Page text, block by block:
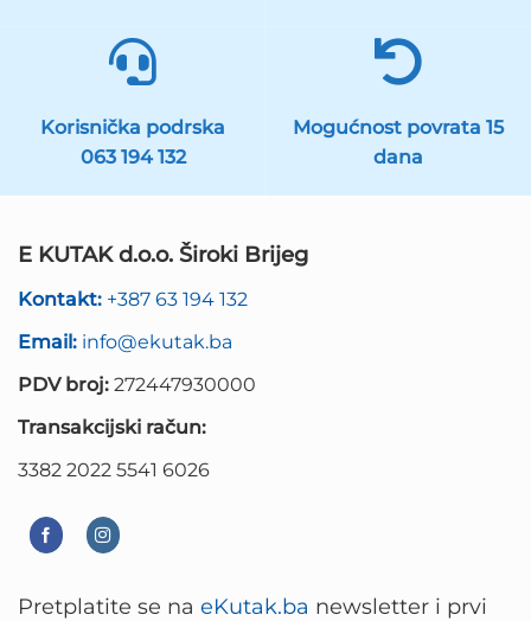
Korisnička podrska
063 194 132
Mogućnost povrata 15
dana
E KUTAK d.o.o. Široki Brijeg
Kontakt: +387 63 194 132
Email: info@ekutak.ba
PDV broj: 272447930000
Transakcijski račun:
3382 2022 5541 6026
Pretplatite se na eKutak.ba newsletter i prvi